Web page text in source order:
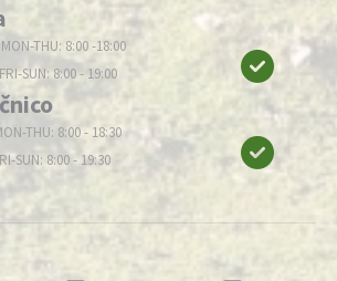
THU: 8:00 -18:00
SUN: 8:00 - 19:00
THU: 8:00 - 18:30
SUN: 8:00 - 19:30